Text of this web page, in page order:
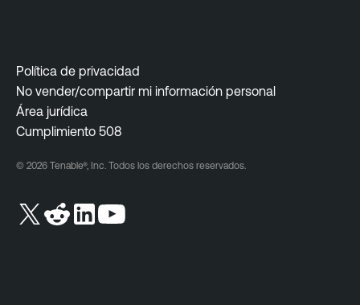
Política de privacidad
No vender/compartir mi información personal
Área jurídica
Cumplimiento 508
© 2026 Tenable®, Inc. Todos los derechos reservados.